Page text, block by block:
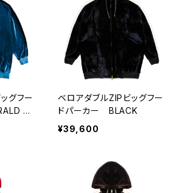
グフー
GR
ベロアダブルZIPビッグフー
ドパーカー BLACK
¥39,600